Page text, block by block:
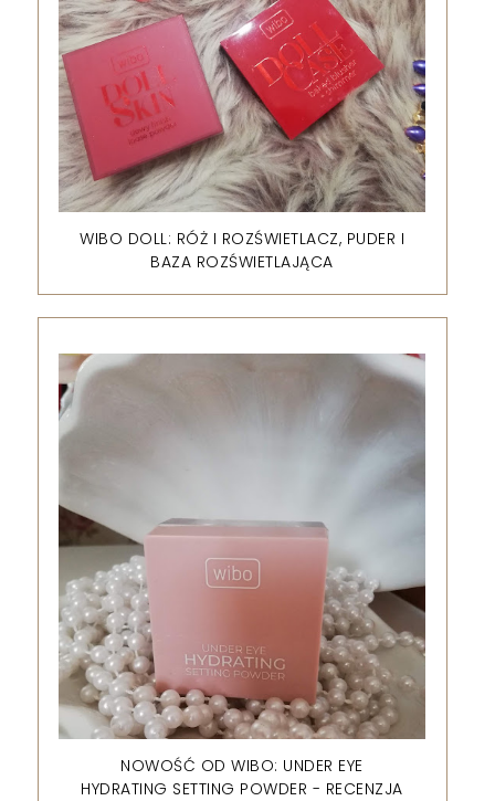
WIBO DOLL: RÓŻ I ROZŚWIETLACZ, PUDER I
BAZA ROZŚWIETLAJĄCA
NOWOŚĆ OD WIBO: UNDER EYE
HYDRATING SETTING POWDER - RECENZJA